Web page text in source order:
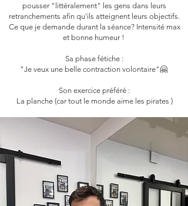
pousser "littéralement" les gens dans leurs
retranchements afin qu'ils atteignent leurs objectifs.
Ce que je demande durant la séance? Intensité max
et bonne humeur !
Sa phase fétiche :
"Je veux une belle contraction volontaire"🤗
Son exercice préféré :
La planche (car tout le monde aime les pirates )